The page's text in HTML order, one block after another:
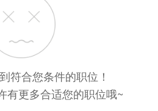
符合您条件的职位！
有更多合适您的职位哦~